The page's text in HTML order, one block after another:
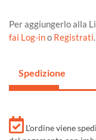
Per aggiungerlo alla
fai Log-ino Registrati.
Spedizione
L'ordine viene